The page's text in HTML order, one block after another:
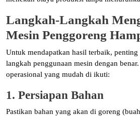
Langkah-Langkah
Mesin Penggoreng
Untuk mendapatkan hasil terbaik,
langkah penggunaan mesin dengan
operasional yang mudah di ikuti:
1. Persiapan Bahan
Pastikan bahan yang akan di goreng